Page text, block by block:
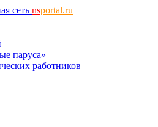
сеть nsportal.ru
паруса»
работников